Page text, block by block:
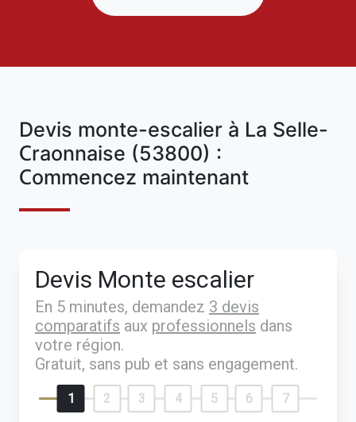
Devis monte-escalier à La Selle-
Craonnaise (53800) :
Commencez maintenant
Devis Monte escalier
En 5 minutes, demandez 3 devis
comparatifs aux professionnels dans
votre région.
Gratuit, sans pub et sans engagement.
1 2 3 4 5 6 7